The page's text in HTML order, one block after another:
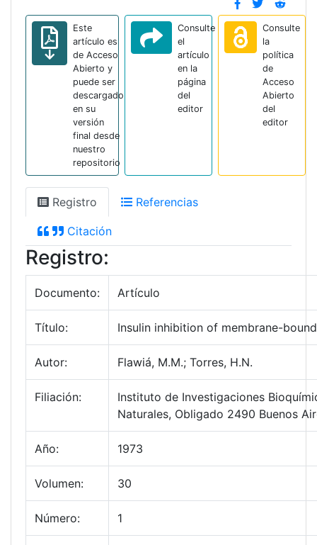
Este
artículo es
de Acceso
Abierto y
puede ser
descargado
en su
versión
final desde
nuestro
repositorio
Consulte
el
artículo
en la
página
del
editor
Consulte
la
política
de
Acceso
Abierto
del
editor
Registro Referencias
Citación
Registro:
Documento: Artículo
Título: Insulin inhibition of membrane-
Autor: Flawiá, M.M.; Torres, H.N.
Filiación:
Instituto de Investigaciones
Naturales, Obligado 2490 Buenos
Año: 1973
Volumen: 30
Número: 1